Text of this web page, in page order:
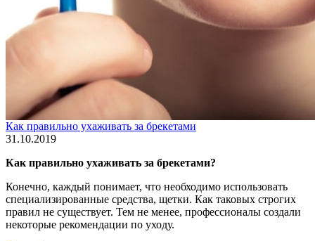
Как правильно ухаживать за брекетами
31.10.2019
Как правильно ухаживать за брекетами?
Конечно, каждый понимает, что необходимо использовать
специализированные средства, щетки. Как таковых строгих
правил не существует. Тем не менее, профессионалы создали
некоторые рекомендации по уходу.